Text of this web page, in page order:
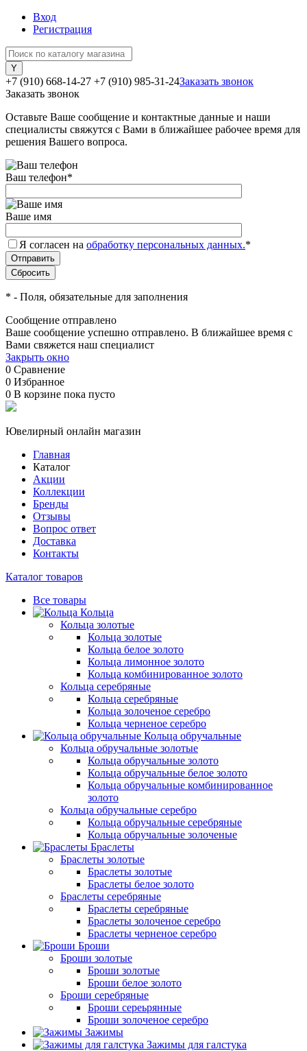
Вход
Регистрация
+7 (910) 668-14-27 +7 (910) 985-31-24Заказать звонок
Заказать звонок
Оставьте Ваше сообщение и контактные данные и наши
специалисты свяжутся с Вами в ближайшее рабочее время для
решения Вашего вопроса.
Ваш телефон*
Ваше имя
Я согласен на обработку персональных данных.*
* - Поля, обязательные для заполнения
Сообщение отправлено
Ваше сообщение успешно отправлено. В ближайшее время с
Вами свяжется наш специалист
Закрыть окно
0 Сравнение
0 Избранное
0 В корзине пока пусто
Ювелирный онлайн магазин
Главная
Каталог
Акции
Коллекции
Бренды
Отзывы
Вопрос ответ
Доставка
Контакты
Каталог товаров
Все товары
Кольца
Кольца золотые
Кольца золотые
Кольца белое золото
Кольца лимонное золото
Кольца комбинированное золото
Кольца серебряные
Кольца серебряные
Кольца золоченое серебро
Кольца черненое серебро
Кольца обручальные
Кольца обручальные золотые
Кольца обручальные золото
Кольца обручальные белое золото
Кольца обручальные комбинированное
золото
Кольца обручальные серебро
Кольца обручальные серебряные
Кольца обручальные золоченые
Браслеты
Браслеты золотые
Браслеты золотые
Браслеты белое золото
Браслеты серебряные
Браслеты cеребряные
Браслеты золоченое серебро
Браслеты черненое серебро
Броши
Броши золотые
Броши золотые
Броши белое золото
Броши серебряные
Броши сереьрянные
Броши золоченое серебро
Зажимы
Зажимы для галстука